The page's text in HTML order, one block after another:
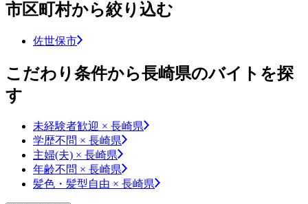
市区町村から絞り込む
佐世保市
こだわり条件から長崎県のバイトを探
す
未経験者歓迎 × 長崎県
学歴不問 × 長崎県
主婦(夫) × 長崎県
年齢不問 × 長崎県
髪色・髪型自由 × 長崎県